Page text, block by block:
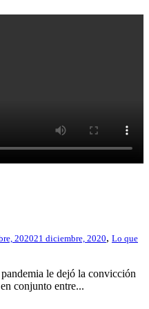
202021 diciembre, 2020, Lo que
le dejó la convicción
conjunto entre...